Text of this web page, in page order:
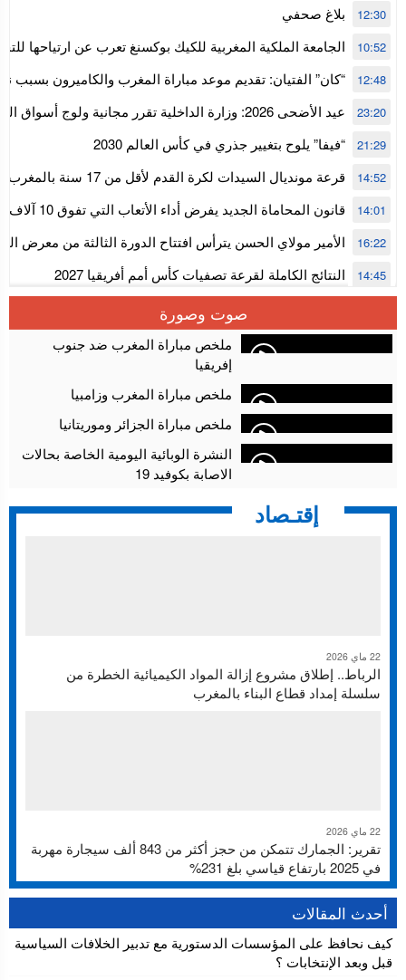
بلاغ صحفي 12:30
الجامعة الملكية المغربية للكيك بوكسنغ تعرب عن ارتياحها
للمجلس الأعلى للحسابات
10:52
“كان” الفتيان: تقديم موعد مباراة المغرب والكاميرون بسبب
إفريقيا
12:48
عيد الأضحى 2026: وزارة الداخلية تقرر مجانية ولوج
استنفار” لتنظيمها
23:20
“فيفا” يلوح بتغيير جذري في كأس العالم 2030 21:29
قرعة مونديال السيدات لكرة
المستوى الأول
14:52
قانون المحاماة الجديد يفرض أداء الأتعاب التي تفوق 10 آلاف درهم بالشيك 14:01
الأمير مولاي الحسن يترأس افتتاح الدورة الثالثة من معرض
الألعاب الإلكترونية
16:22
النتائج الكاملة لقرعة تصفيات كأس أمم أفريقيا 2027 14:45
سلا.. توقيف ثلاثة مروجين وحجز أكثر من 4300 قرص مخدر وكوكايين وإكستازي
أقراص مهلوسة داخل فضاء للشيشة تستنفر شرطة أكادير 12:48
صوت وصورة
ملخص مباراة المغرب ضد جنوب
إفريقيا
ملخص مباراة المغرب وزامبيا
ملخص مباراة الجزائر وموريتانيا
النشرة الوبائية اليومية الخاصة بحالات
الاصابة بكوفيد 19
إقتـصاد
22 ماي 2026
الرباط.. إطلاق مشروع إزالة المواد الكيميائية الخطرة من
سلسلة إمداد قطاع البناء بالمغرب
22 ماي 2026
تقرير: الجمارك تتمكن من حجز أكثر من 843 ألف سيجارة مهربة
في 2025 بارتفاع قياسي بلغ 231%
أحدث المقالات
كيف نحافظ على المؤسسات الدستورية مع تدبير الخلافات السياسية
قبل وبعد الإنتخابات ؟